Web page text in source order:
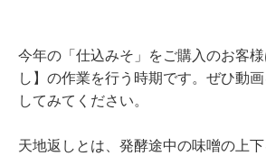
今年の「仕込みそ」をご購入のお客
し】の作業を行う時期です。ぜひ動
してみてください。
天地返しとは、発酵途中の味噌の上